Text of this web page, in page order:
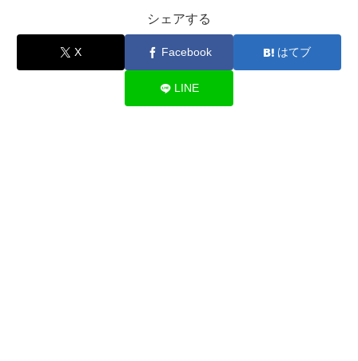
シェアする
X Facebook はてブ
LINE